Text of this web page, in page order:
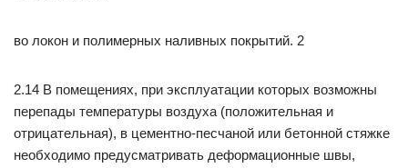
во локон и полимерных наливных покрытий. 2
2.14 В помещениях, при эксплуатации которых возможны
перепады температуры воздуха (положительная и
отрицательная), в цементно-песчаной или бетонной стяжке
необходимо предусматривать деформационные швы,